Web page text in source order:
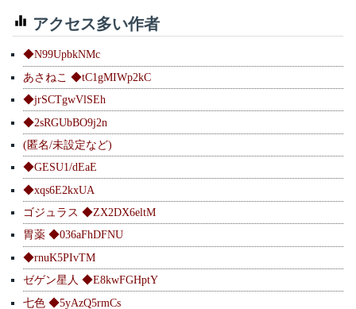
アクセス多い作者
◆N99UpbkNMc
あさねこ ◆tC1gMIWp2kC
◆jrSCTgwVlSEh
◆2sRGUbBO9j2n
(匿名/未設定など)
◆GESU1/dEaE
◆xqs6E2kxUA
ゴジュラス ◆ZX2DX6eltM
胃薬 ◆036aFhDFNU
◆rnuK5PIvTM
ゼゲン星人 ◆E8kwFGHptY
七色 ◆5yAzQ5rmCs